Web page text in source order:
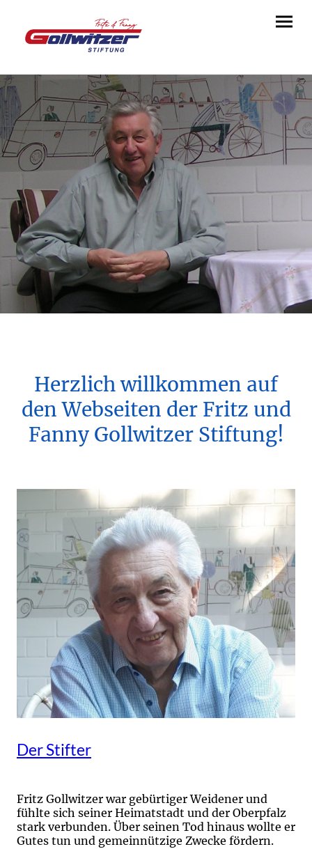
Herzlich willkommen auf
den Webseiten der Fritz und
Fanny Gollwitzer Stiftung!
Der Stifter
Fritz Gollwitzer war gebürtiger Weidener und
fühlte sich seiner Heimatstadt und der Oberpfalz
stark verbunden. Über seinen Tod hinaus wollte er
Gutes tun und gemeinnützige Zwecke fördern.